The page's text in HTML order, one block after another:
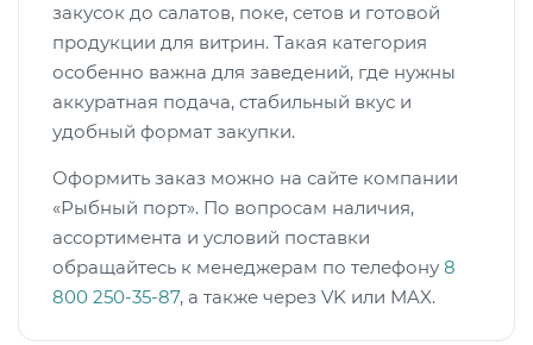
закусок до салатов, поке, сетов и готовой
продукции для витрин. Такая категория
особенно важна для заведений, где нужны
аккуратная подача, стабильный вкус и
удобный формат закупки.
Оформить заказ можно на сайте компании
«Рыбный порт». По вопросам наличия,
ассортимента и условий поставки
обращайтесь к менеджерам по телефону 8
800 250-35-87, а также через VK или MAX.